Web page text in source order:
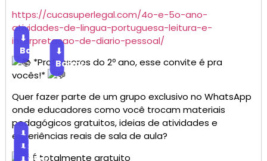
https://cucasuperlegal.com/4o-e-5o-ano-
atividades-de-lingua-portuguesa-leitura-e-
interpretacao-de-diario-pessoal/
⬇
Baixar
*Professores do 2º ano, esse convite é pra
vocês!*
⬇
Baixar
Quer fazer parte de um grupo exclusivo no WhatsApp
onde educadores como você trocam materiais
pedagógicos gratuitos, ideias de atividades e
experiências reais de sala de aula?
⬇
Baixar
É totalmente gratuito
⬇